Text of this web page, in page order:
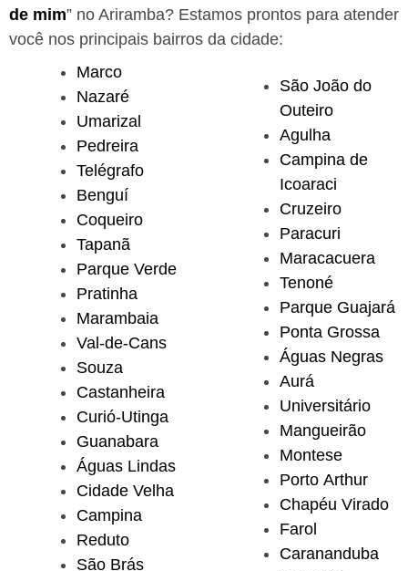
de mim” no Ariramba? Estamos prontos para atender
você nos principais bairros da cidade:
Marco
Nazaré
Umarizal
Pedreira
Telégrafo
Benguí
Coqueiro
Tapanã
Parque Verde
Pratinha
Marambaia
Val-de-Cans
Souza
Castanheira
Curió-Utinga
Guanabara
Águas Lindas
Cidade Velha
Campina
Reduto
São Brás
São João do
Outeiro
Agulha
Campina de
Icoaraci
Cruzeiro
Paracuri
Maracacuera
Tenoné
Parque Guajará
Ponta Grossa
Águas Negras
Aurá
Universitário
Mangueirão
Montese
Porto Arthur
Chapéu Virado
Farol
Carananduba